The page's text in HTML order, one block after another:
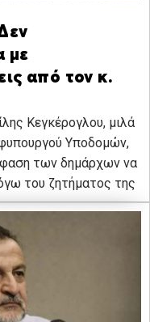
με
από τον κ.
Κεγκέρογλου, μιλά
Υποδομών,
των δημάρχων να
του ζητήματος της